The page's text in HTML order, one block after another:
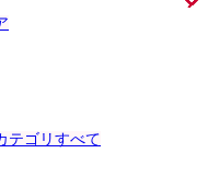
テゴリすべて